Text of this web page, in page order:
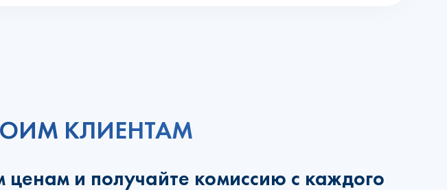
КЛИЕНТАМ
и получайте комиссию с каждого